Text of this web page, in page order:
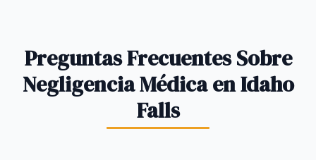
Preguntas Frecuentes Sobre
Negligencia Médica en Idaho
Falls